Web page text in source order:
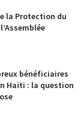
la Protection du
bénéficiaires
Haïti : la question